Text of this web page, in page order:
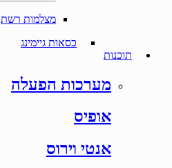
מצלמות רשת
כסאות גיימינג
תוכנות
מערכות הפעלה
אופיס
אנטי וירוס